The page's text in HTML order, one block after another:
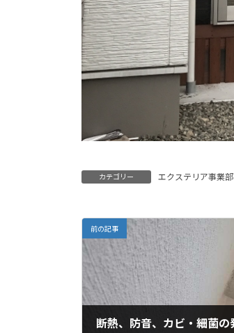
カテゴリー エクステリア事業部
前の記事